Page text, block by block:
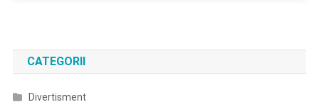
CATEGORII
Divertisment